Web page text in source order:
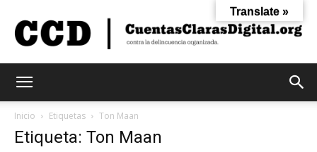
Inicio Etiquetas Ton Maan
Etiqueta: Ton Maan
Translate »